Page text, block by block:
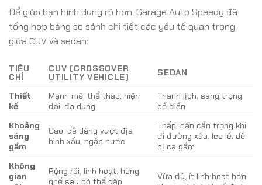
Để giúp bạn hình dung rõ hơn, Garage Auto Speedy đã
tổng hợp bảng so sánh chi tiết các yếu tố quan trọng
giữa CUV và sedan:
TIÊU
CHÍ
CUV (CROSSOVER
UTILITY VEHICLE)
SEDAN
Thiết
kế
Mạnh mẽ, thể thao, hiện
đại, đa dụng
Thanh lịch, sang trọng,
cổ điển
Khoảng
sáng
gầm
Cao, dễ dàng vượt địa
hình xấu, ngập nước
Thấp, cần cẩn trọng khi
đi đường xấu, leo lề, dễ
bị cạ gầm
Không
gian
Rộng rãi, linh hoạt, hàng
ghế sau có thể gập
Vừa đủ, ít linh hoạt hơn,